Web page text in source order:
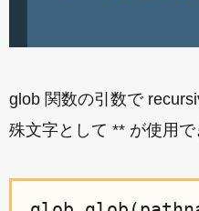
glob 関数の引数で
殊文字として ** が使用で